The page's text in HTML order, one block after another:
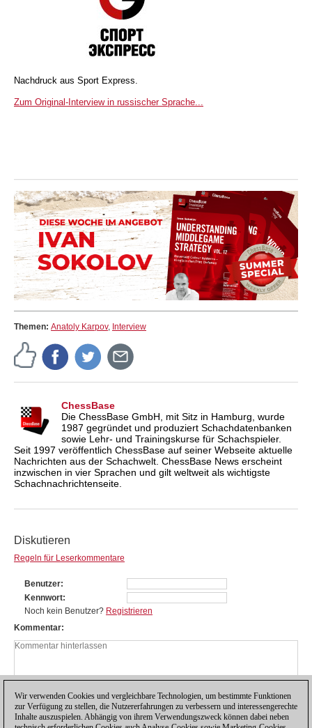
Nachdruck aus Sport Express.
Zum Original-Interview in russischer Sprache...
Themen: Anatoly Karpov, Interview
ChessBase
Die ChessBase GmbH, mit Sitz in Hamburg, wurde
1987 gegründet und produziert Schachdatenbanken
sowie Lehr- und Trainingskurse für Schachspieler.
Seit 1997 veröffentlich ChessBase auf seiner Webseite aktuelle
Nachrichten aus der Schachwelt. ChessBase News erscheint
inzwischen in vier Sprachen und gilt weltweit als wichtigste
Schachnachrichtenseite.
Diskutieren
Regeln für Leserkommentare
Benutzer
Kennwort
Noch kein Benutzer? Registrieren
Kommentar
Wir verwenden Cookies und vergleichbare Technologien, um bestimmte Funktionen
zur Verfügung zu stellen, die Nutzererfahrungen zu verbessern und interessengerechte
Inhalte auszuspielen. Abhängig von ihrem Verwendungszweck können dabei neben